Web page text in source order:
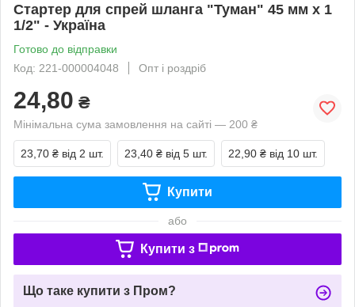
Стартер для спрей шланга "Туман" 45 мм х 1
1/2" - Україна
Готово до відправки
Код: 221-000004048
Опт і роздріб
24,80 ₴
Мінімальна сума замовлення на сайті — 200 ₴
23,70 ₴ від 2 шт. 23,40 ₴ від 5 шт. 22,90 ₴ від 10 шт.
Купити
або
Купити з
Що таке купити з Пром?